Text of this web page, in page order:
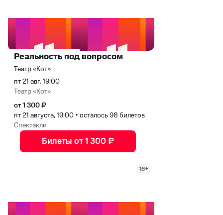
Реальность под вопросом
Театр «Кот»
пт 21 авг, 19:00
Театр «Кот»
от 1 300 ₽
пт 21 августа, 19:00 • осталось 98 билетов
Спектакли
Билеты от 1 300 ₽
16+